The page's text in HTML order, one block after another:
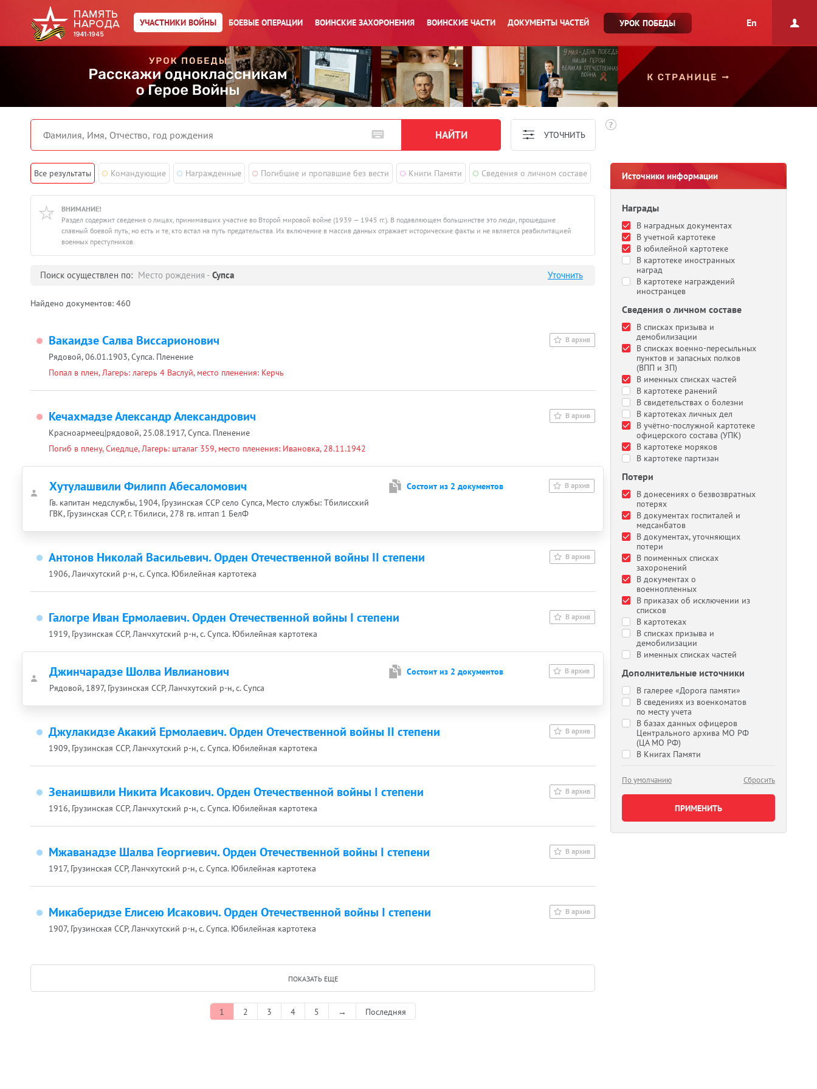
УЧАСТНИКИ ВОЙНЫ БОЕВЫЕ ОПЕРАЦИИ ВОИНСКИЕ ЗАХОРОНЕНИЯ ВОИНСКИЕ ЧАСТИ ДОКУМЕНТЫ ЧАСТЕЙ УРОК ПОБЕДЫ En
УТОЧНИТЬ
Источники информации
Награды
В наградных документах
В учетной картотеке
В юбилейной картотеке
В картотеке иностранных
наград
В картотеке награждений
иностранцев
Сведения о личном составе
В списках призыва и
демобилизации
В списках военно-пересыльных
пунктов и запасных полков
(ВПП и ЗП)
В именных списках частей
В картотеке ранений
В свидетельствах о болезни
В картотеках личных дел
В учётно-послужной картотеке
офицерского состава (УПК)
В картотеке моряков
В картотеке партизан
Потери
В донесениях о безвозвратных
потерях
В документах госпиталей и
медсанбатов
В документах, уточняющих
потери
В поименных списках
захоронений
В документах о
военнопленных
В приказах об исключении из
списков
В картотеках
В списках призыва и
демобилизации
В именных списках частей
Дополнительные источники
В галерее «Дорога памяти»
В сведениях из военкоматов
по месту учета
В базах данных офицеров
Центрального архива МО РФ
(ЦА МО РФ)
В Книгах Памяти
По умолчанию Сбросить
Все результаты Командующие Награжденные Погибшие и пропавшие без вести Книги Памяти Сведения о личном составе
ВНИМАНИЕ!
Раздел содержит сведения о лицах, принимавших участие во Второй мировой войне (1939 — 1945 гг.). В подавляющем большинстве это люди, прошедшие
славный боевой путь, но есть и те, кто встал на путь предательства. Их включение в массив данных отражает исторические факты и не является реабилитацией
военных преступников.
Поиск осуществлен по: Место рождения - Супса Уточнить
Найдено документов: 460
Вакаидзе Салва Виссарионович
Рядовой, 06.01.1903, Супса. Пленение
Попал в плен, Лагерь: лагерь 4 Васлуй, место пленения: Керчь
Кечахмадзе Александр Александрович
Красноармеец|рядовой, 25.08.1917, Супса. Пленение
Погиб в плену, Сиедлце, Лагерь: шталаг 359, место пленения: Ивановка, 28.11.1942
Хутулашвили Филипп Абесаломович
Cостоит из 2 документов
Гв. капитан медслужбы, 1904, Грузинская ССР село Супса, Место службы: Тбилисский
ГВК, Грузинская ССР, г. Тбилиси, 278 гв. иптап 1 БелФ
Антонов Николай Васильевич. Орден Отечественной войны II степени
1906, Лаичхутский р-н, с. Супса. Юбилейная картотека
Галогре Иван Ермолаевич. Орден Отечественной войны I степени
1919, Грузинская ССР, Ланчхутский р-н, с. Супса. Юбилейная картотека
Джинчарадзе Шолва Ивлианович
Cостоит из 2 документов
Рядовой, 1897, Грузинская ССР, Ланчхутский р-н, с. Супса
Джулакидзе Акакий Ермолаевич. Орден Отечественной войны II степени
1909, Грузинская ССР, Ланчхутский р-н, с. Супса. Юбилейная картотека
Зенаишвили Никита Исакович. Орден Отечественной войны I степени
1916, Грузинская ССР, Ланчхутский р-н, с. Супса. Юбилейная картотека
Мжаванадзе Шалва Георгиевич. Орден Отечественной войны I степени
1917, Грузинская ССР, Ланчхутский р-н, с. Супса. Юбилейная картотека
Микаберидзе Елисею Исакович. Орден Отечественной войны I степени
1907, Грузинская ССР, Ланчхутский р-н, с. Супса. Юбилейная картотека
ПОКАЗАТЬ ЕЩЕ
1 2 3 4 5 → Последняя